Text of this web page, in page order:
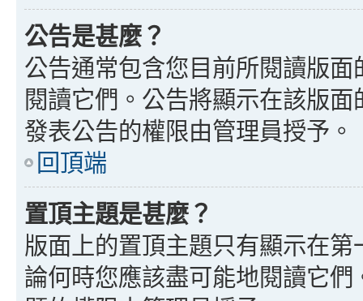
公告是甚麼？
公告通常包含您目前所閱讀版
閱讀它們。公告將顯示在該版
發表公告的權限由管理員授予。
回頂端
置頂主題是甚麼？
版面上的置頂主題只有顯示在
論何時您應該盡可能地閱讀它